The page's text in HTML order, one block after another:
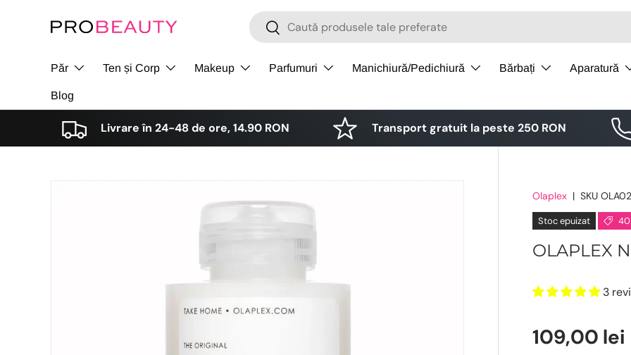
Sari la conținut
Cǎutare
Cǎutare
Păr Ten și Corp Makeup Parfumuri Manichiură/Pedichiură Bărbați Aparatură
Blog
Livrare în 24-48 de ore, 14.90 RON Transport gratuit la peste 250 RON
Olaplex | SKU
Stoc epuizat 40
OLAPLEX
3
109,00 lei